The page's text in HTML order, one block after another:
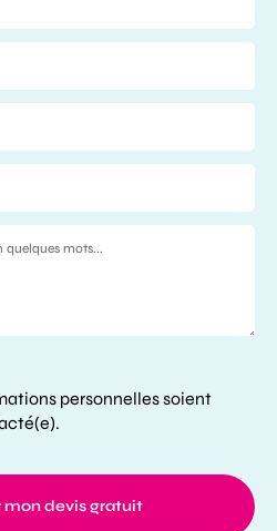
personnelles soient
mon devis gratuit